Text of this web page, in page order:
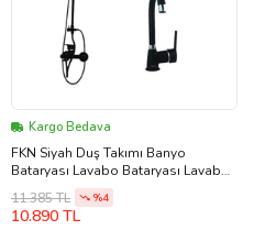
Kargo Bedava
FKN Siyah Duş Takımı Banyo
Bataryası Lavabo Bataryası Lavabo
Yüzüğü ve Lavabo Süzgeci
11.385 TL %4
10.890 TL